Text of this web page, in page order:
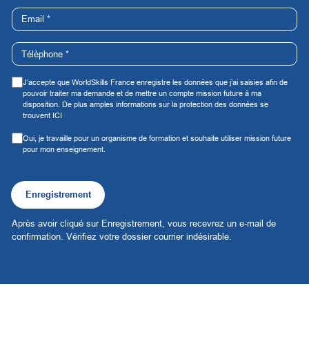
J’accepte que WorldSkills France enregistre les données que j’ai saisies afin de
pouvoir traiter ma demande et de mettre un compte mission future à ma
disposition. De plus amples informations sur la protection des données se
trouvent ICI
Oui, je travaille pour un organisme de formation et souhaite utiliser mission future
pour mon enseignement.
Enregistrement
Après avoir cliqué sur Enregistrement, vous recevrez un e-mail de
confirmation Vérifiez votre dossier courrier indésirable